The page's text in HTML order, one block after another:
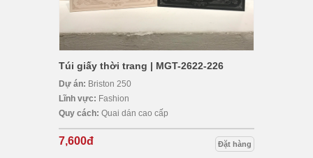
Túi giấy thời trang | MGT-2622-226
Dự án: Briston 250
Lĩnh vực: Fashion
Quy cách: Quai dán cao cấp
7,600đ Đặt hàng